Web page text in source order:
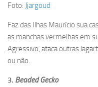
Foto: Jjargoud
Faz das Ilhas Maurício sua
as manchas vermelhas em
Agressivo, ataca outras
ou não.
3. Beaded Gecko